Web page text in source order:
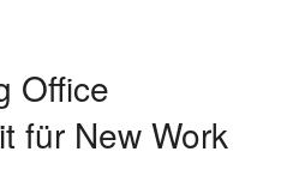
Office
für New Work